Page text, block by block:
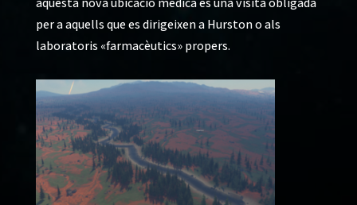
per a aquells que es dirigeixen a Hurston o als
laboratoris «farmacèutics» propers.